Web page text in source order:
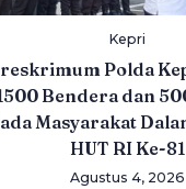
Kepri
Polda
Bendera dan
Masyarakat
HUT RI Ke-81
Agustus 4, 2026